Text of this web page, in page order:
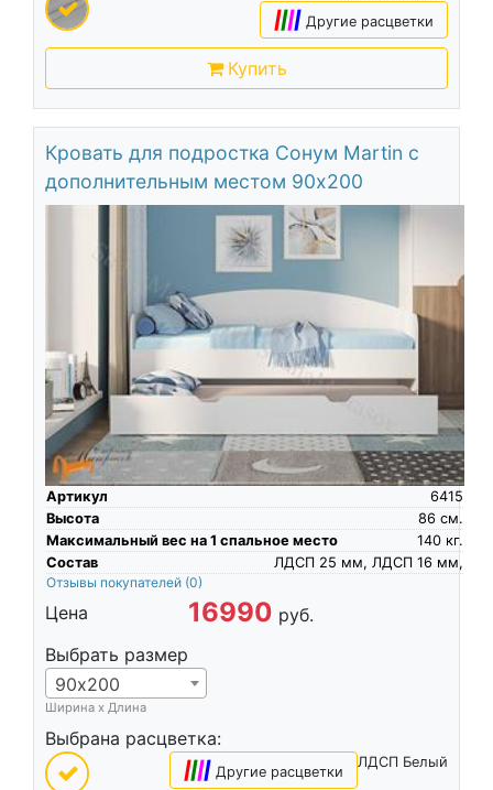
|||| Другие расцветки
Купить
Кровать для подростка Сонум Martin с
дополнительным местом 90х200
Артикул
6415
Высота
см.
86
Максимальный вес на 1 спальное место
кг.
140
Состав
ЛДСП 25 мм, ЛДСП 16 мм,
Отзывы покупателей (0)
Цена 16990 руб.
Выбрать размер
90х200
Ширина х Длина
Выбрана расцветка:
ЛДСП Белый
|||| Другие расцветки